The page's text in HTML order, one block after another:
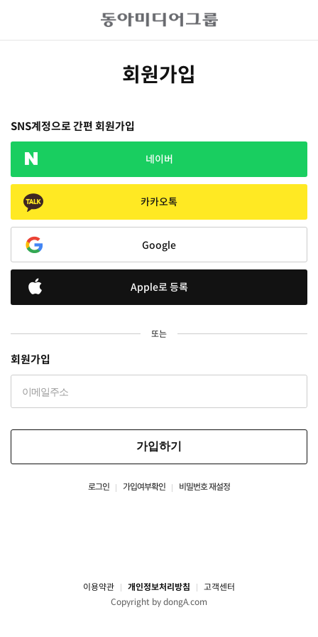
회원가입
SNS계정으로 간편 회원가입
네이버
카카오톡
Google
Apple로 등록
또는
회원가입
가입하기
로그인 가입여부확인 비밀번호 재설정
이용약관 개인정보처리방침
고객센터
Copyright by dongA.com